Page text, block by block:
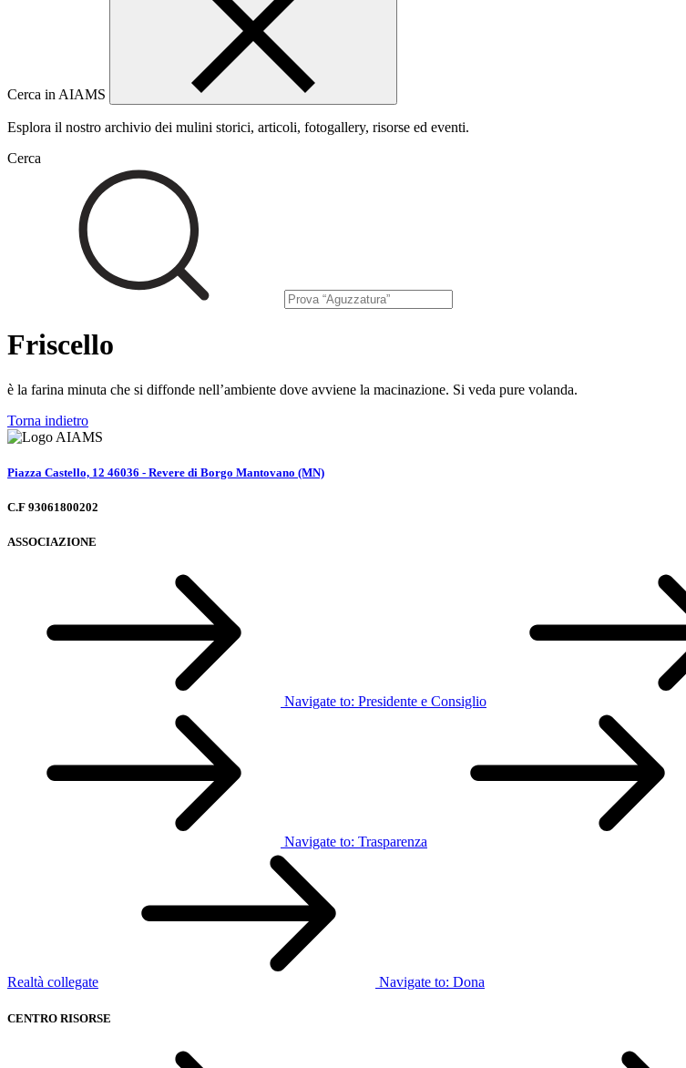
Cerca in AIAMS
Esplora il nostro archivio dei mulini storici, articoli, fotogallery, risorse ed eventi.
Cerca
Friscello
è la farina minuta che si diffonde nell’ambiente dove avviene la macinazione. Si veda pure volanda.
Torna indietro
Piazza Castello, 12 46036 - Revere di Borgo Mantovano (MN)
C.F 93061800202
ASSOCIAZIONE
Navigate to: Presidente e Consiglio
Navigate to: Trasparenza
Realtà collegate Navigate to: Dona
CENTRO RISORSE